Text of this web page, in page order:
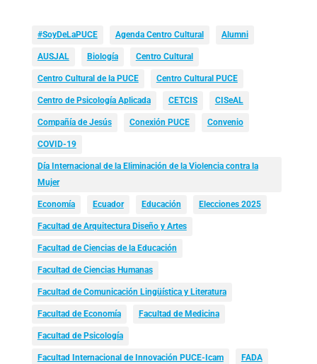
#SoyDeLaPUCE Agenda Centro Cultural Alumni
AUSJAL Biología Centro Cultural
Centro Cultural de la PUCE Centro Cultural PUCE
Centro de Psicología Aplicada CETCIS CISeAL
Compañía de Jesús Conexión PUCE Convenio
COVID-19
Día Internacional de la Eliminación de la Violencia contra la
Mujer
Economía Ecuador Educación Elecciones 2025
Facultad de Arquitectura Diseño y Artes
Facultad de Ciencias de la Educación
Facultad de Ciencias Humanas
Facultad de Comunicación Lingüística y Literatura
Facultad de Economía Facultad de Medicina
Facultad de Psicología
Facultad Internacional de Innovación PUCE-Icam FADA